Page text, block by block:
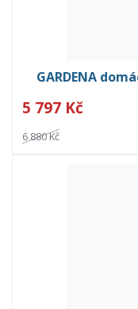
GARDENA
5 797 Kč
6 880 Kč